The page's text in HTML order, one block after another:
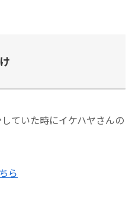
ていた時にイケハヤさんの
ら